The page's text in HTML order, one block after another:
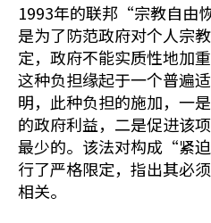
1993年的联邦“宗教自由
是为了防范政府对个人宗
定，政府不能实质性地加
这种负担缘起于一个普遍
明，此种负担的施加，一
的政府利益，二是促进该
最少的。该法对构成“紧
行了严格限定，指出其必
相关。